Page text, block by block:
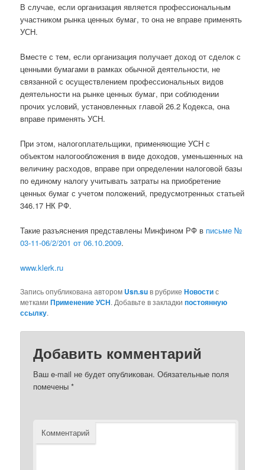
В случае, если организация является профессиональным
участником рынка ценных бумаг, то она не вправе применять
УСН.
Вместе с тем, если организация получает доход от сделок с
ценными бумагами в рамках обычной деятельности, не
связанной с осуществлением профессиональных видов
деятельности на рынке ценных бумаг, при соблюдении
прочих условий, установленных главой 26.2 Кодекса, она
вправе применять УСН.
При этом, налогоплательщики, применяющие УСН с
объектом налогообложения в виде доходов, уменьшенных на
величину расходов, вправе при определении налоговой базы
по единому налогу учитывать затраты на приобретение
ценных бумаг с учетом положений, предусмотренных статьей
346.17 НК РФ.
Такие разъяснения представлены Минфином РФ в письме №
03-11-06/2/201 от 06.10.2009.
www.klerk.ru
Запись опубликована автором Usn.suв рубрикеНовостис
меткамиПрименение УСН. Добавьте в закладкипостоянную
ссылку.
Добавить комментарий
Ваш e-mail не будет опубликован. Обязательные поля
помечены*
Комментарий